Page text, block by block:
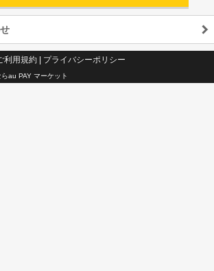
利用規約| プライバシーポリシー
au PAY マーケット